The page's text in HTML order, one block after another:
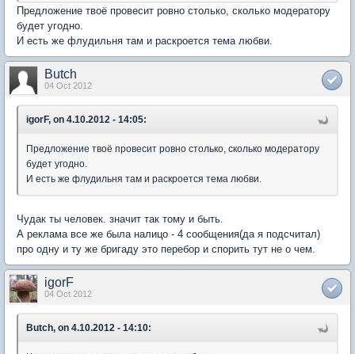
Предложение твоё провесит ровно столько, сколько модератору
будет угодно.
И есть же флудильня там и раскроется тема любви.
Butch
04 Oct 2012
igorF, on 4.10.2012 - 14:05:
Предложение твоё провесит ровно столько, сколько модератору
будет угодно.
И есть же флудильня там и раскроется тема любви.
Чудак ты человек. значит так тому и быть.
А реклама все же была налицо - 4 сообщения(да я подсчитал)
про одну и ту же бригаду это перебор и спорить тут не о чем.
igorF
04 Oct 2012
Butch, on 4.10.2012 - 14:10: